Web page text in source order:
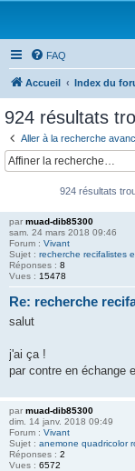
FAQ
Accueil Index du
924 résultats
Aller à la recherche
924 résultats
par muad-dib85300
sam. 24 mars 2018 09:46
Forum : Vivant
Sujet : recherche recifalistes
Réponses : 8
Vues : 15478
Re: recherche
salut
j'ai ça !
par contre en échange
par muad-dib85300
dim. 14 janv. 2018 09:49
Forum : Vivant
Sujet : anemone quadricolor
Réponses : 2
Vues : 6572